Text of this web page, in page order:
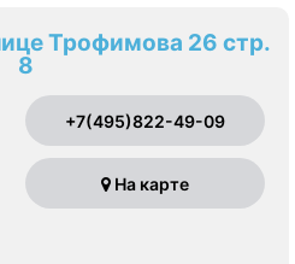
Трофимова 26 стр.
8
+7(495)822-49-09
На карте